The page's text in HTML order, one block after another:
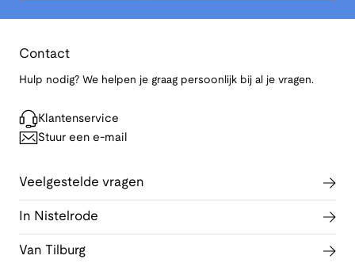
Contact
Hulp nodig? We helpen je graag persoonlijk bij al je vragen.
Klantenservice
Stuur een e-mail
Veelgestelde vragen
In Nistelrode
Van Tilburg